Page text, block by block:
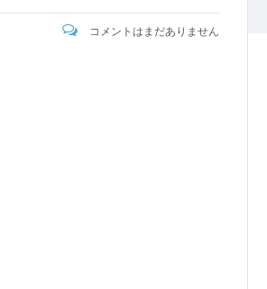
コメントはまだありません